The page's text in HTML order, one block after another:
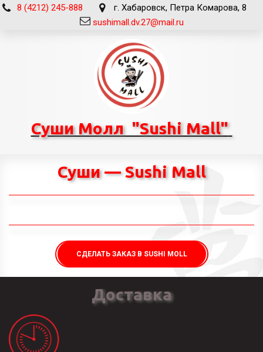
8 (4212) 245-888 г. Хабаровск, Петра Комарова, 8
sushimall.dv.27@mail.ru
Суши Молл "Sushi Mall"
Суши — Sushi Mall
СДЕЛАТЬ ЗАКАЗ В SUSHI MOLL
Доставка